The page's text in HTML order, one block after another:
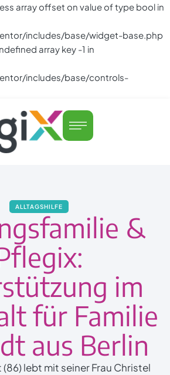
array offset on value of type bool in
includes/base/widget-base.php
array key -1 in
includes/base/controls-
ALLTAGSHILFE
&
im
für Familie
aus Berlin
lebt mit seiner Frau Christel